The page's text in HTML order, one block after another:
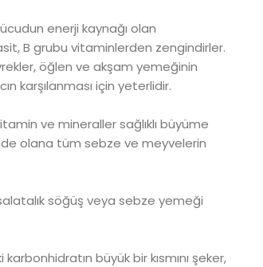
enerji kaynağı olan
B grubu vitaminlerden zengindirler.
öğlen ve akşam yemeğinin
karşılanması için yeterlidir.
ve mineraller sağlıklı büyüme
olana tüm sebze ve meyvelerin
söğüş veya sebze yemeği
büyük bir kısmını şeker,